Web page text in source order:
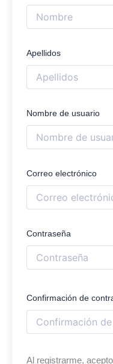
Apellidos
Nombre de usuario
Correo electrónico
Contraseña
Confirmación de
Al registrarme,